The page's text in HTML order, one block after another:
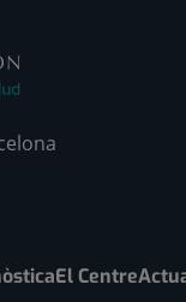
El Centre